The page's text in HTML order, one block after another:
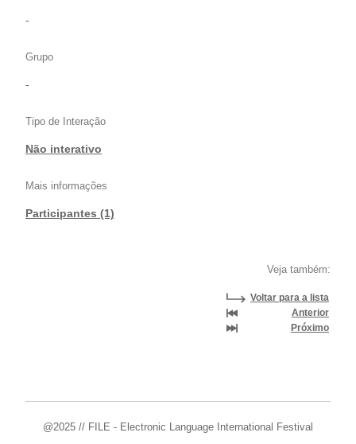
-
Grupo
-
Tipo de Interação
Não interativo
Mais informações
Participantes (1)
Veja também:
Voltar para a lista
Anterior
Próximo
@2025 // FILE - Electronic Language International Festival